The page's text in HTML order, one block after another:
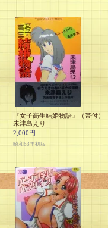
『女子高生結婚物語』（帯付）
未津島えり
2,000円
昭和63年初版